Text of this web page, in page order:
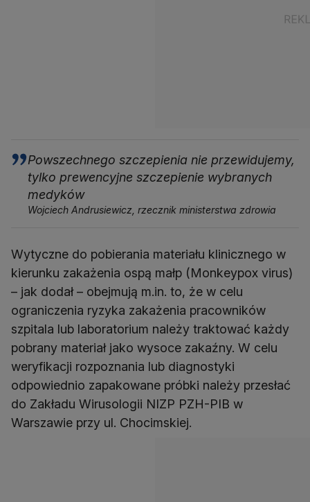
Powszechnego szczepienia nie przewidujemy,
tylko prewencyjne szczepienie wybranych
medyków
Wojciech Andrusiewicz, rzecznik ministerstwa zdrowia
Wytyczne do pobierania materiału klinicznego w
kierunku zakażenia ospą małp (Monkeypox virus)
– jak dodał – obejmują m.in. to, że w celu
ograniczenia ryzyka zakażenia pracowników
szpitala lub laboratorium należy traktować każdy
pobrany materiał jako wysoce zakaźny. W celu
weryfikacji rozpoznania lub diagnostyki
odpowiednio zapakowane próbki należy przesłać
do Zakładu Wirusologii NIZP PZH-PIB w
Warszawie przy ul. Chocimskiej.